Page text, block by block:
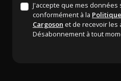
J'accepte que mes données
conformément à la
Cargoson et de recevoir les
Désabonnement à tout